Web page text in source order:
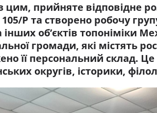
з цим, прийняте відповідне
Р та створено робочу
об’єктів топоніміки
громади, які містять
її персональний склад. Це
округів, історики,